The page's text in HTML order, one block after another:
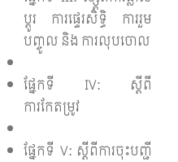
ប្តូរ ការផ្ទេរសិទ្ធិ ការរួម
បញ្ចូល និង ការលុបចោល
ផ្នែកទី IV: ស្តីពី
ការកែតម្រូវ
ផ្នែកទី V: ស្តីពីការចុះបញ្ជី